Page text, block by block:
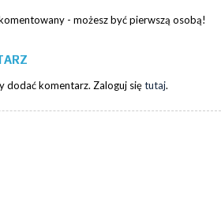
- możesz być pierwszą osobą!
dodać komentarz. Zaloguj siętutaj.